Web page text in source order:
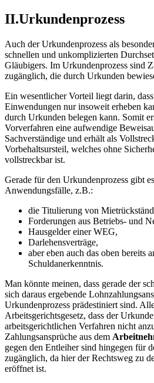
II.Urkundenprozess
Auch der Urkundenprozess als
schnellen und unkomplizierten
Gläubigers. Im Urkundenprozess sind
zugänglich, die durch Urkunden
Ein wesentlicher Vorteil liegt darin,
Einwendungen nur insoweit erheben
durch Urkunden belegen kann. Somit
Vorverfahren eine aufwendige
Sachverständige und erhält als
Vorbehaltsursteil, welches ohne
vollstreckbar ist.
Gerade für den Urkundenprozess gibt
Anwendungsfälle, z.B.:
die Titulierung von
Forderungen aus Betriebs- und
Hausgelder einer WEG,
Darlehensverträge,
aber eben auch das oben bereits
Schuldanerkenntnis.
Man könnte meinen, dass gerade der
sich daraus ergebende
Urkundenprozess prädestiniert sind.
Arbeitsgerichtsgesetz, dass der
arbeitsgerichtlichen Verfahren nicht
Zahlungsansprüche aus dem
gegen den Entleiher sind hingegen für
zugänglich, da hier der Rechtsweg zu
eröffnet ist.